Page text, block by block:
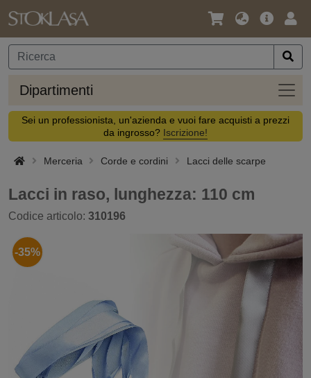
Lingua
Valuta
Offerta
Dipartimenti
Sei un professionista, un'azienda e vuoi fare acquisti a prezzi
da ingrosso? Iscrizione!
Merceria Corde e cordini Lacci delle scarpe
Lacci in raso, lunghezza: 110 cm
Codice articolo: 310196
-35%